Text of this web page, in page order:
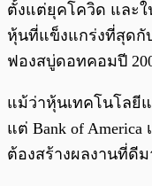
ตั้งแต่ยุคโควิด และใ
หุ้นที่แข็งแกร่งที่สุดกั
ฟองสบู่ดอทคอมปี
แม้ว่าหุ้นเทคโนโลยี
แต่ Bank of
ต้องสร้างผลงานที่ดี